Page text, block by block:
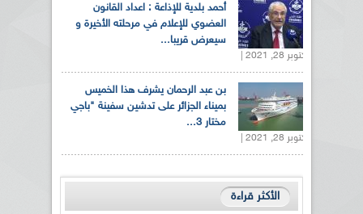
أحمد بلدية للإذاعة : اعداد القانون
العضوي للإعلام في مرحلته الأخيرة و
سيعرض قريبا...
أكتوبر 28, 2021 |
بن عبد الرحمان يشرف هذا الخميس
بميناء الجزائر على تدشين سفينة "باجي
مختار 3...
أكتوبر 28, 2021 |
الأكثر قراءة